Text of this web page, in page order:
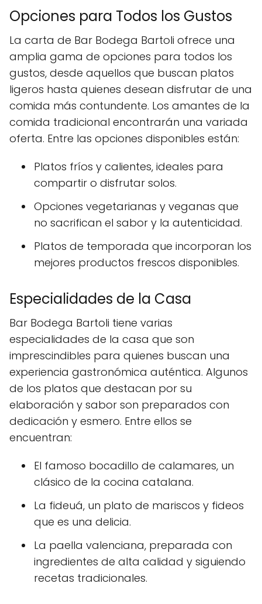
Opciones para Todos los Gustos
La carta de Bar Bodega Bartoli ofrece una
amplia gama de opciones para todos los
gustos, desde aquellos que buscan platos
ligeros hasta quienes desean disfrutar de una
comida más contundente. Los amantes de la
comida tradicional encontrarán una variada
oferta. Entre las opciones disponibles están:
Platos fríos y calientes, ideales para
compartir o disfrutar solos.
Opciones vegetarianas y veganas que
no sacrifican el sabor y la autenticidad.
Platos de temporada que incorporan los
mejores productos frescos disponibles.
Especialidades de la Casa
Bar Bodega Bartoli tiene varias
especialidades de la casa que son
imprescindibles para quienes buscan una
experiencia gastronómica auténtica. Algunos
de los platos que destacan por su
elaboración y sabor son preparados con
dedicación y esmero. Entre ellos se
encuentran:
El famoso bocadillo de calamares, un
clásico de la cocina catalana.
La fideuá, un plato de mariscos y fideos
que es una delicia.
La paella valenciana, preparada con
ingredientes de alta calidad y siguiendo
recetas tradicionales.